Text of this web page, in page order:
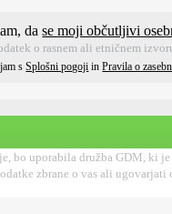
dase moji občutljivi
o rasnem ali etničnem
sSplošni pogoji inPravila o
bo uporabila družba GDM,
zbrane o vas ali ugovarjati